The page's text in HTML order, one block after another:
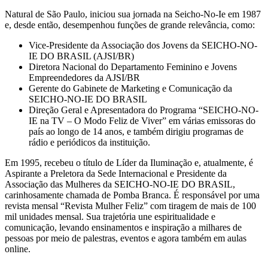
Natural de São Paulo, iniciou sua jornada na Seicho-No-Ie em 1987
e, desde então, desempenhou funções de grande relevância, como:
Vice-Presidente da Associação dos Jovens da SEICHO-NO-
IE DO BRASIL (AJSI/BR)
Diretora Nacional do Departamento Feminino e Jovens
Empreendedores da AJSI/BR
Gerente do Gabinete de Marketing e Comunicação da
SEICHO-NO-IE DO BRASIL
Direção Geral e Apresentadora do Programa “SEICHO-NO-
IE na TV – O Modo Feliz de Viver” em várias emissoras do
país ao longo de 14 anos, e também dirigiu programas de
rádio e periódicos da instituição.
Em 1995, recebeu o título de Líder da Iluminação e, atualmente, é
Aspirante a Preletora da Sede Internacional e Presidente da
Associação das Mulheres da SEICHO-NO-IE DO BRASIL,
carinhosamente chamada de Pomba Branca. É responsável por uma
revista mensal “Revista Mulher Feliz” com tiragem de mais de 100
mil unidades mensal. Sua trajetória une espiritualidade e
comunicação, levando ensinamentos e inspiração a milhares de
pessoas por meio de palestras, eventos e agora também em aulas
online.